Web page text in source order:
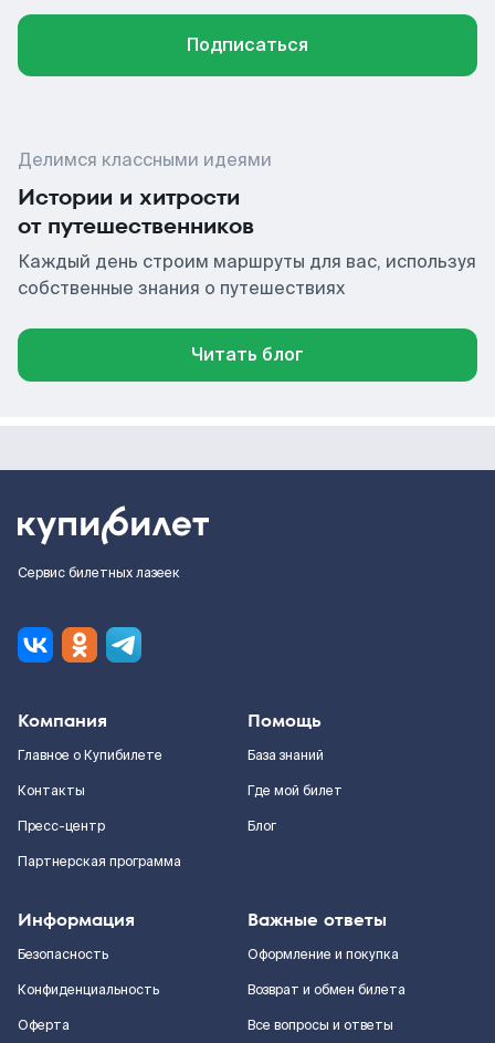
Подписаться
Делимся классными идеями
Истории и хитрости
от путешественников
Каждый день строим маршруты для вас, используя
собственные знания о путешествиях
Читать блог
Сервис билетных лазеек
Компания
Главное о Купибилете
Контакты
Пресс-центр
Партнерская программа
Помощь
База знаний
Где мой билет
Блог
Информация
Безопасность
Конфиденциальность
Оферта
Важные ответы
Оформление и покупка
Возврат и обмен билета
Все вопросы и ответы